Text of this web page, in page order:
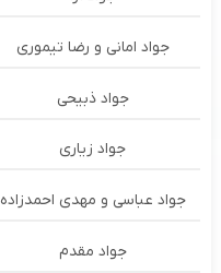
جواد امانی و رضا تیموری
جواد ذبیحی
جواد زیاری
جواد عباسی و مهدی احمدزاده
جواد مقدم